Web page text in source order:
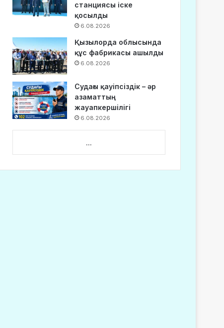
станциясы іске
қосылды
6.08.2026
Қызылорда облысында
құс фабрикасы ашылды
6.08.2026
Судағы қауіпсіздік – әр
азаматтың
жауапкершілігі
6.08.2026
...